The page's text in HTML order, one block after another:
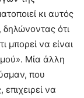
κι αυτός
δηλώνοντας ότι
μπορεί να είναι
Μία άλλη
που
να